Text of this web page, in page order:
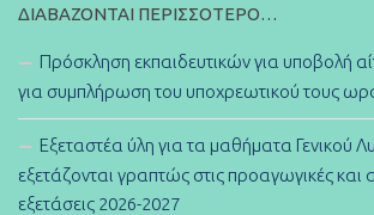
ΔΙΑΒΆΖΟΝΤΑΙ ΠΕΡΙΣΣΌΤΕΡΟ…
Πρόσκληση εκπαιδευτικών για υποβολή
για συμπλήρωση του υποχρεωτικού τους
Εξεταστέα ύλη για τα μαθήματα Γενικού
εξετάζονται γραπτώς στις προαγωγικές και
εξετάσεις 2026-2027